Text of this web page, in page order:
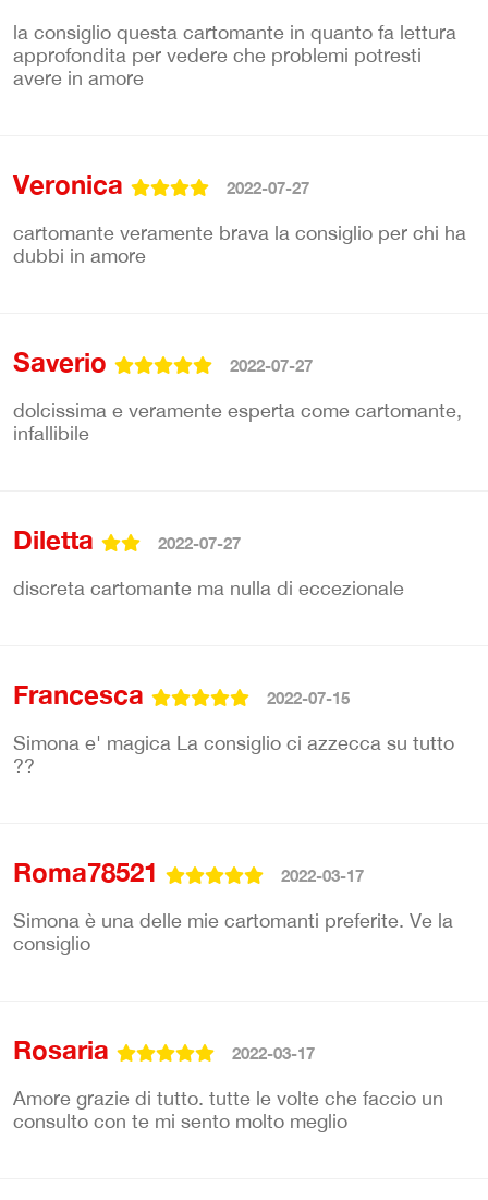
la consiglio questa cartomante in quanto fa lettura
approfondita per vedere che problemi potresti
avere in amore
Veronica 2022-07-27
cartomante veramente brava la consiglio per chi ha
dubbi in amore
Saverio 2022-07-27
dolcissima e veramente esperta come cartomante,
infallibile
Diletta 2022-07-27
discreta cartomante ma nulla di eccezionale
Francesca 2022-07-15
Simona e' magica La consiglio ci azzecca su tutto
??
Roma78521 2022-03-17
Simona è una delle mie cartomanti preferite. Ve la
consiglio
Rosaria 2022-03-17
Amore grazie di tutto. tutte le volte che faccio un
consulto con te mi sento molto meglio